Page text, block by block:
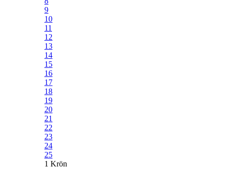
9
10
11
12
13
14
15
16
17
18
19
20
21
22
23
24
25
1 Krön